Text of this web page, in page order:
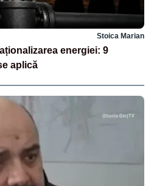
Stoica Marian
energiei: 9
aplică